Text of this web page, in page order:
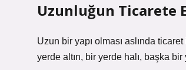
Uzunluğun Ticarete
Uzun bir yapı olması aslında
yerde altın, bir yerde halı, başka